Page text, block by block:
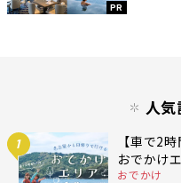
PR
人
1
【車で2
おでかけ
おでかけ